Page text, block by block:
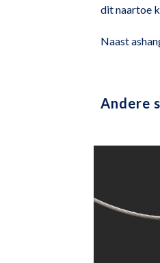
dit naartoe
Naast
Andere